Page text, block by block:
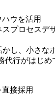
ウを活用
スプロセス
かし、小さ
代行がはじ
接採用